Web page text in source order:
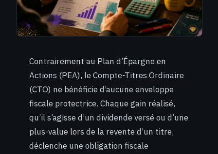
Contrairement au Plan d’Épargne en
Actions (PEA), le Compte-Titres Ordinaire
(CTO) ne bénéficie d’aucune enveloppe
fiscale protectrice. Chaque gain réalisé,
qu’il s’agisse d’un dividende versé ou d’une
plus-value lors de la revente d’un titre,
déclenche une obligation fiscale